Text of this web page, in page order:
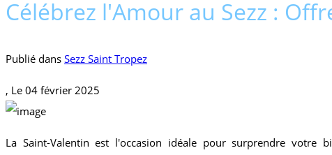
Célébrez l'Amour au Sezz :
Publié dans Sezz Saint Tropez
, Le 04 février 2025
La Saint-Valentin est l'occasion idéale pour surprendre votre